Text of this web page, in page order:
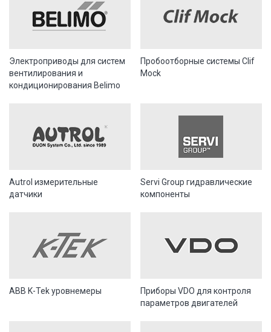
Электроприводы для систем
вентилирования и
кондиционирования Belimo
Пробоотборные системы Clif
Mock
Autrol измерительные
датчики
Servi Group гидравлические
компоненты
ABB K-Tek уровнемеры
Приборы VDO для контроля
параметров двигателей